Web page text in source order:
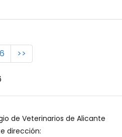
6 >>
de Veterinarios de Alicante
dirección: